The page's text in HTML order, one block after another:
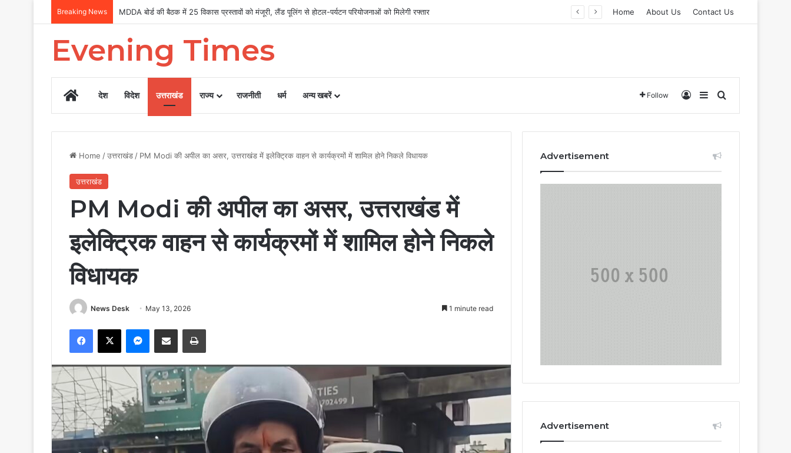
Breaking News MDDA बोर्ड की बैठक में 25 विकास प्रस्तावों को मंजूरी, लैंड पूलिंग से होटल-पर्यटन परियोजनाओं को मिलेगी रफ्तार Home About Us Contact Us
Evening Times
Homeदेश विदेश उत्तराखंड राज्य राजनीती धर्म अन्य खबरें Follow Log InSidebarSearch for
Home /उत्तराखंड / PM Modi की अपील का असर, उत्तराखंड में इलेक्ट्रिक वाहन से कार्यक्रमों में शामिल होने निकले विधायक
उत्तराखंड
PM Modi की अपील का असर, उत्तराखंड में
इलेक्ट्रिक वाहन से कार्यक्रमों में शामिल होने निकले
विधायक
News Desk May 13, 2026 1 minute read
Facebook
X Messenger
Share via Email Print
Advertisement
Advertisement